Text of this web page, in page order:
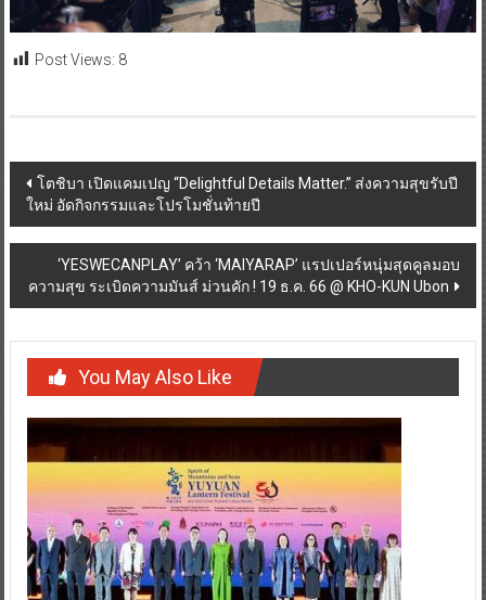
Post Views: 8
Post
navigation
โตชิบา เปิดแคมเปญ “Delightful Details Matter.” ส่งความสุขรับปี
ใหม่ อัดกิจกรรมและโปรโมชั่นท้ายปี
‘YESWECANPLAY’ คว้า ‘MAIYARAP’ แรปเปอร์หนุ่มสุดคูลมอบ
ความสุข ระเบิดความมันส์ ม่วนคัก ! 19 ธ.ค. 66 @ KHO-KUN Ubon
You May Also Like